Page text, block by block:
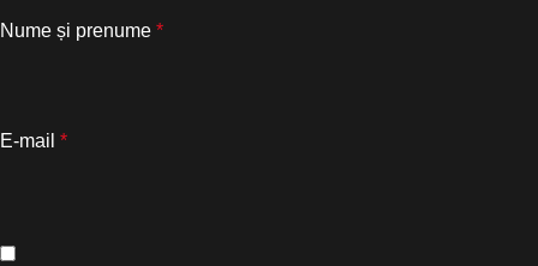
Nume și prenume *
E-mail *